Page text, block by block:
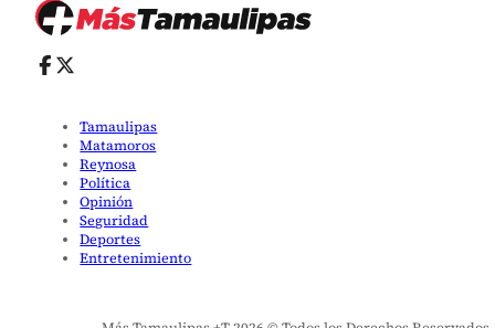
Tamaulipas
Matamoros
Reynosa
Política
Opinión
Seguridad
Deportes
Entretenimiento